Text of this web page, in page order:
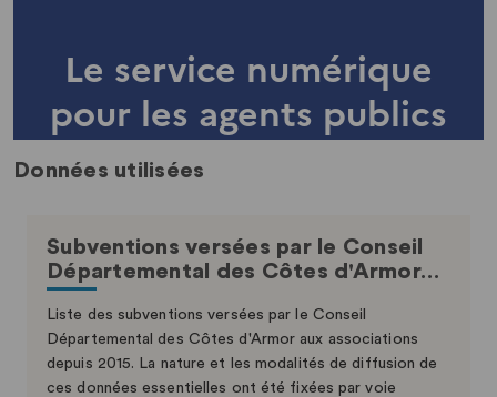
Données utilisées
Subventions versées par le Conseil
Départemental des Côtes d'Armor…
Liste des subventions versées par le Conseil
Départemental des Côtes d'Armor aux associations
depuis 2015. La nature et les modalités de diffusion de
ces données essentielles ont été fixées par voie